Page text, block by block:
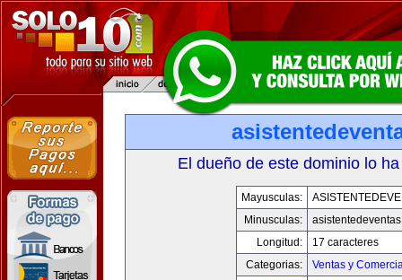
El dueño de este dominio lo
Mayusculas:
Minusculas:
Longitud:
17 caracteres
Categorias:
Ventas y